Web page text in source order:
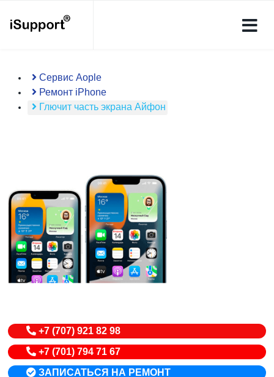
Сервис Aople
Ремонт iPhone
Глючит часть экрана Айфон
+7 (707) 921 82 98
+7 (701) 794 71 67
ЗАПИСАТЬСЯ НА РЕМОНТ